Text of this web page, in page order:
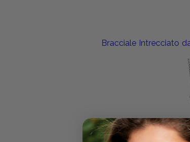
Bracciale Intrecciato